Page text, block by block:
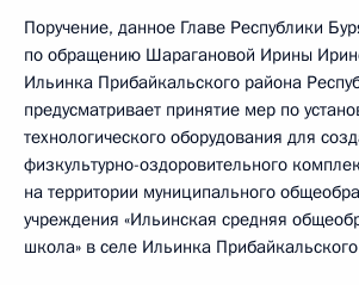
Поручение, данное Главе Республики
по обращению Шарагановой Ирины
Ильинка Прибайкальского района
предусматривает принятие мер по
технологического оборудования для
физкультурно-оздоровительного
на территории муниципального
учреждения «Ильинская средняя
школа» в селе Ильинка